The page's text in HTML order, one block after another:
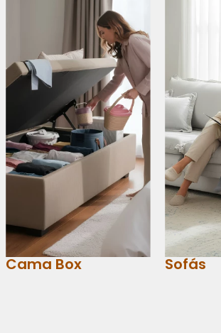
Cama Box Sofás